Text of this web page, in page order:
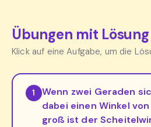
Übungen mit Lösung
Klick auf eine Aufgabe, um die
1
Wenn zwei Geraden
dabei einen Winkel
groß ist der